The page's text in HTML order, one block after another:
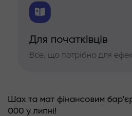
Для початківців
Все, що потрібно для
Шах та мат фінансовим
000 у липні!